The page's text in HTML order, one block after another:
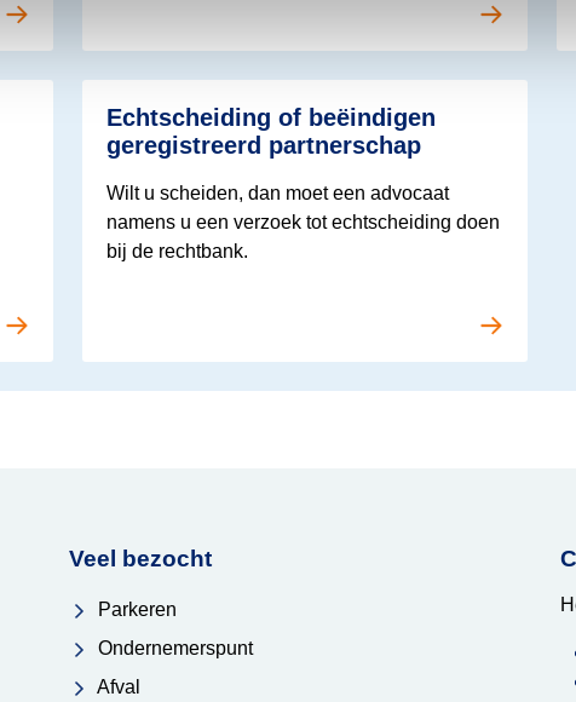
Echtscheiding of beëindigen
geregistreerd partnerschap
Wilt u scheiden, dan moet een advocaat
namens u een verzoek tot echtscheiding doen
bij de rechtbank.
Veel bezocht
Parkeren
Ondernemerspunt
Afval